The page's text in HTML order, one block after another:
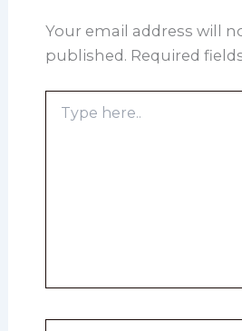
Your email address will
published. Required
here..